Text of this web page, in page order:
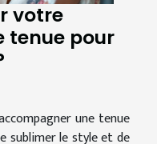
votre
tenue pour
une tenue
sublimer le style et de